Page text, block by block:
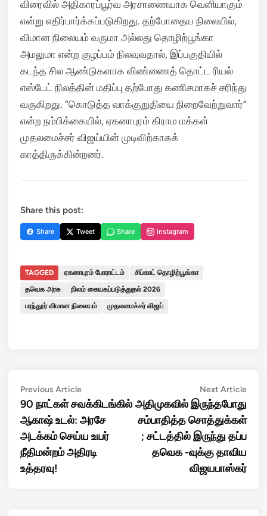
விரைவில் அதிகாரப்பூர்வ அரசாணையாக வெளியாகும்
என்று எதிர்பார்க்கப்படுகிறது. தற்போதைய நிலையில்,
விமான நிலையம் வருமா அல்லது தொழிற்பூங்கா
அமலுமா என்ற குழப்பம் நிலவுவதால், இப்பகுதியில்
கடந்த சில ஆண்டுகளாக விண்ணைத் தொட்ட ரியல்
எஸ்டேட் நிலத்தின் மதிப்பு தற்போது கணிசமாகச் சரிந்து
வருகிறது. “கொடுத்த வாக்குறுதியை நிறைவேற்றுவார்”
என்ற நம்பிக்கையில், ஏகனாபுரம் கிராம மக்கள்
முதலமைச்சர் விஜய்யின் முடிவிற்காகக்
காத்திருக்கின்றனர்.
Share this post:
Share Tweet Share Instagram
TAGGED ஏகனாபுரம் போராட்டம்
சிப்காட் தொழிற்பூங்கா
தவெக அரசு
நிலம் கையகப்படுத்துதல் 2026
பரந்தூர் விமான நிலையம்
முதலமைச்சர் விஜய்
Post
navigation
Previous ArticlePrevious
article:
90 நாட்கள் சவக்கிடங்கில்
ஆகாஷ் உடல்: அரசே
அடக்கம் செய்ய உயர்
நீதிமன்றம் அதிரடி
உத்தரவு!
Next ArticleNext
அதிமுகவில் இருந்தபோது
சம்பாதித்த சொத்துக்கள்
; சட்டத்தில் இருந்து தப்ப
தவெக -வுக்கு தாவிய
விஜயபாஸ்கர்